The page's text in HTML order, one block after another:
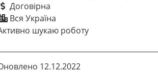
Договірна
Вся Україна
шукаю роботу
12.12.2022